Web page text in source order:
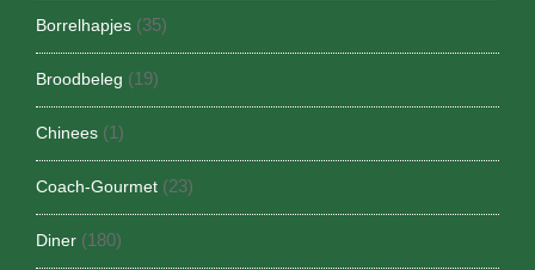
Borrelhapjes (35)
Broodbeleg (19)
Chinees (1)
Coach-Gourmet (23)
Diner (180)